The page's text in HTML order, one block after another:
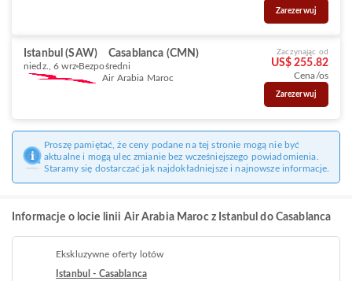
Zarezerwuj
Istanbul (SAW) Casablanca (CMN)
niedz., 6 wrz Bezpośredni
Air Arabia Maroc
Zaczynając od
US$ 255.82
Cena/os
Zarezerwuj
Proszę pamiętać, że ceny podane na tej stronie mogą nie być
aktualne i mogą ulec zmianie bez wcześniejszego powiadomienia.
Staramy się dostarczać jak najdokładniejsze i najnowsze informacje.
Informacje o locie linii Air Arabia Maroc z Istanbul do Casablanca
Ekskluzywne oferty lotów
Istanbul - Casablanca